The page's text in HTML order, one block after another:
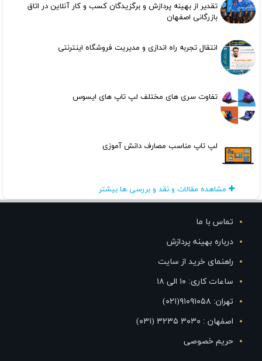
تقدیر از بهینه پردازش و برگزیدگان کسب و کار آنلاین در اتاق
بازرگانی اصفهان
انتقال تجربه راه اندازی و مدیریت فروشگاه اینترنتی
تفاوت سری های مختلف لپ تاپ های ایسوس
لپ تاپ مناسب مصارف دانش آموزی
مشاهده مقالات و نقد و بررسی ها بیشتر
تماس با ما
درباره بهینه پردازش
راهنمای خرید از سایت
ساعات کاری: ۱۰ الی ۱۸
تهران: ۹۱۰۹۱۰۵۸(۰۲۱)
اصفهان : ۳۰۳۰ ۳۲۳۵ (۰۳۱)
حریم خصوصی